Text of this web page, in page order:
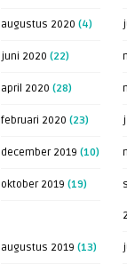
augustus 2020 (4)
juni 2020 (22)
april 2020 (28)
februari 2020 (23)
december 2019 (10)
oktober 2019 (19)
augustus 2019 (13)